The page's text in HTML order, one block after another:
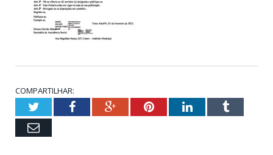
COMPARTILHAR:
TwitterFacebookGoogle+PinterestLinkedInTumblr
Email